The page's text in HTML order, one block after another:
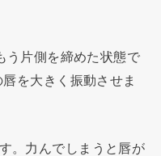
う片側を締めた状態で
を大きく振動させま
。力んでしまうと唇が